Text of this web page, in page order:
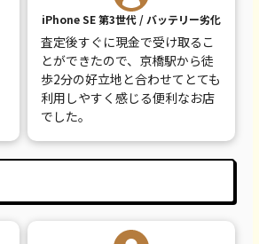
iPhone SE 第3世代 / バッテリー劣化
査定後すぐに現金で受け取るこ
とができたので、京橋駅から徒
歩2分の好立地と合わせてとても
利用しやすく感じる便利なお店
でした。